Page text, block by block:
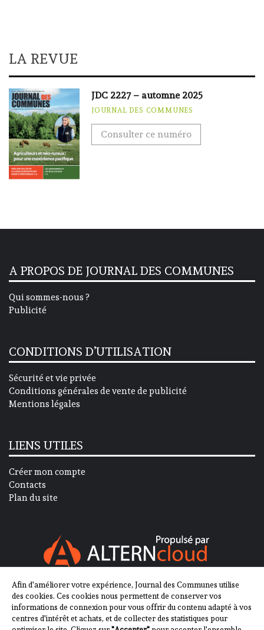
LA REVUE
JDC 2227 – automne 2025
JOURNAL DES COMMUNES
Consulter ce numéro
A PROPOS DE JOURNAL DES COMMUNES
Qui sommes-nous ?
Publicité
CONDITIONS D’UTILISATION
Sécurité et vie privée
Conditions générales de vente de publicité
Mentions légales
LIENS UTILES
Créer mon compte
Contacts
Plan du site
SUIVEZ-NOUS SUR
Afin d'améliorer votre expérience, Journal des Communes utilise
des cookies. Ces cookies nous permettent de conserver vos
informations de connexion pour vous offrir du contenu adapté à vos
centres d'intérêt et achats, et de collecter des statistiques pour